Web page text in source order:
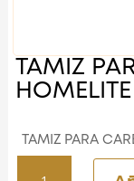
TAMIZ
HOMELITE
TAMIZ PARA
TAMIZ PARA